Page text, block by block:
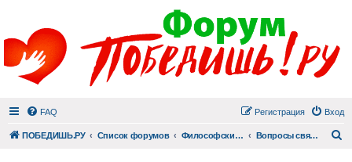
FAQ Вход
Регистрация
ПОБЕДИШЬ.РУ Список форумов Философский раздел Вопросы священнику